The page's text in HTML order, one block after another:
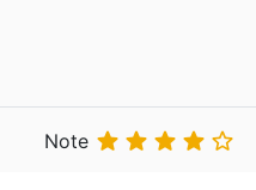
Note     